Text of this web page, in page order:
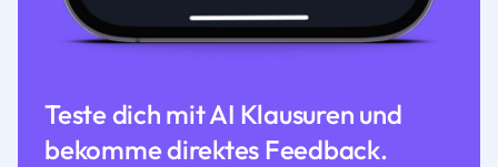
Teste dich mit AI Klausuren und
bekomme direktes Feedback.